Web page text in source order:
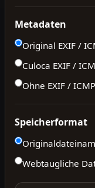
Metadaten
Original EXIF /
Culoca EXIF /
Ohne EXIF /
Speicherformat
Webtaugliche